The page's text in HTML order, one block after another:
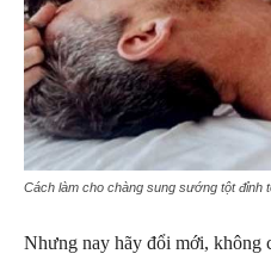
Cách làm cho chàng sung sướng tột đỉnh
Nhưng nay hãy đổi mới, không